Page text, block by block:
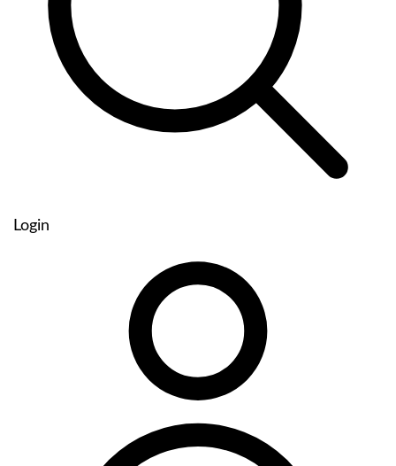
Login